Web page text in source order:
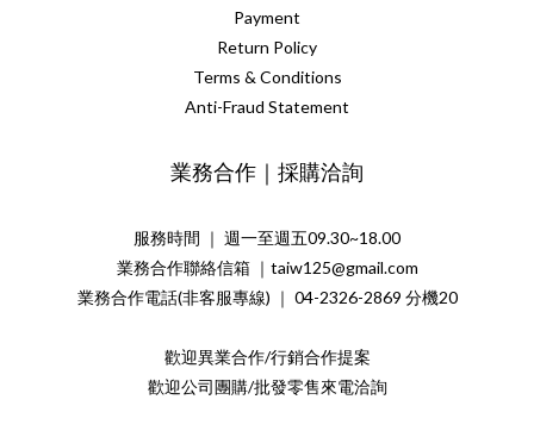
Payment
Return Policy
Terms & Conditions
Anti-Fraud Statement
業務合作｜採購洽詢
服務時間 ｜ 週一至週五09.30~18.00
業務合作聯絡信箱 ｜taiw125@gmail.com
業務合作電話(非客服專線) ｜ 04-2326-2869 分機20
歡迎異業合作/行銷合作提案
歡迎公司團購/批發零售來電洽詢